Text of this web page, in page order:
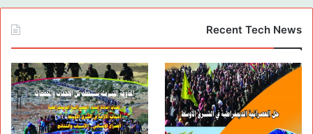
Recent Tech News